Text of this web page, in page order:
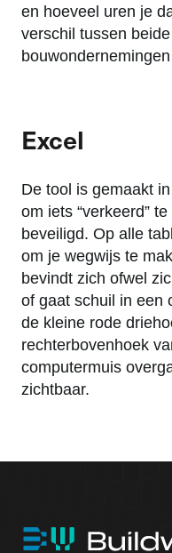
en hoeveel uren je
verschil tussen
Excel
De tool is gemaakt
om iets “verkeerd”
beveiligd. Op alle
om je wegwijs te
bevindt zich ofwel
of gaat schuil in een
de kleine rode
rechterbovenhoek
computermuis
zichtbaar.